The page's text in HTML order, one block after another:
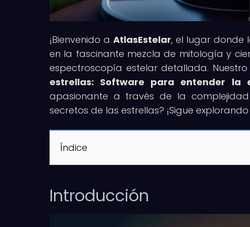
¡Bienvenido aAtlasEstelar, el lugar donde
en la fascinante mezcla de mitología y
espectroscopía estelar detallada.
estrellas: Software para entender la
apasionante a través de la
secretos de las estrellas? ¡Sigue
Índice
Introducción